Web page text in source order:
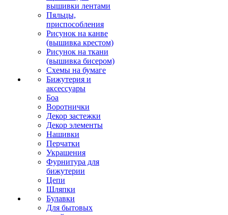
вышивки лентами
Пяльцы,
приспособления
Рисунок на канве
(вышивка крестом)
Рисунок на ткани
(вышивка бисером)
Схемы на бумаге
Бижутерия и
аксессуары
Боа
Воротнички
Декор застежки
Декор элементы
Нашивки
Перчатки
Украшения
Фурнитура для
бижутерии
Цепи
Шляпки
Булавки
Для бытовых